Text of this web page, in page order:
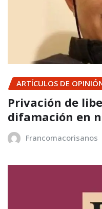
ARTÍCULOS DE
Privación de
difamación en
Francomacorisanos